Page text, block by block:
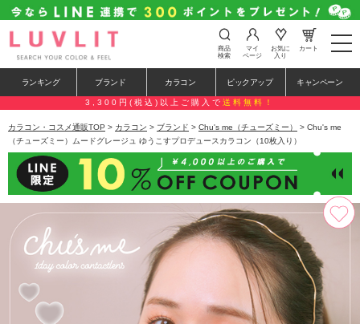
t
o
e
n
a
i
o
n
商品
検索
マイ
ページ
お気に
入り
カート
ランキング ブランド カラコン ピックアップ キャンペーン
3,300円(税込)以上ご購入で 送料無料！
カラコン・コスメ通販TOP > カラコン > ブランド > Chu's me（チューズミー）
> Chu's me
（チューズミー）ムードグレージュ ゆうこすプロデュースカラコン（10枚入り）